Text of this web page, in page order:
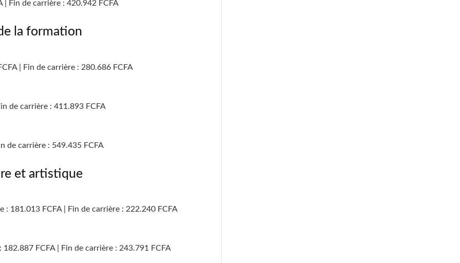
Fin de carrière : 420.942 FCFA
la formation
| Fin de carrière : 280.686 FCFA
de carrière : 411.893 FCFA
de carrière : 549.435 FCFA
et artistique
181.013 FCFA | Fin de carrière : 222.240 FCFA
FCFA | Fin de carrière : 243.791 FCFA